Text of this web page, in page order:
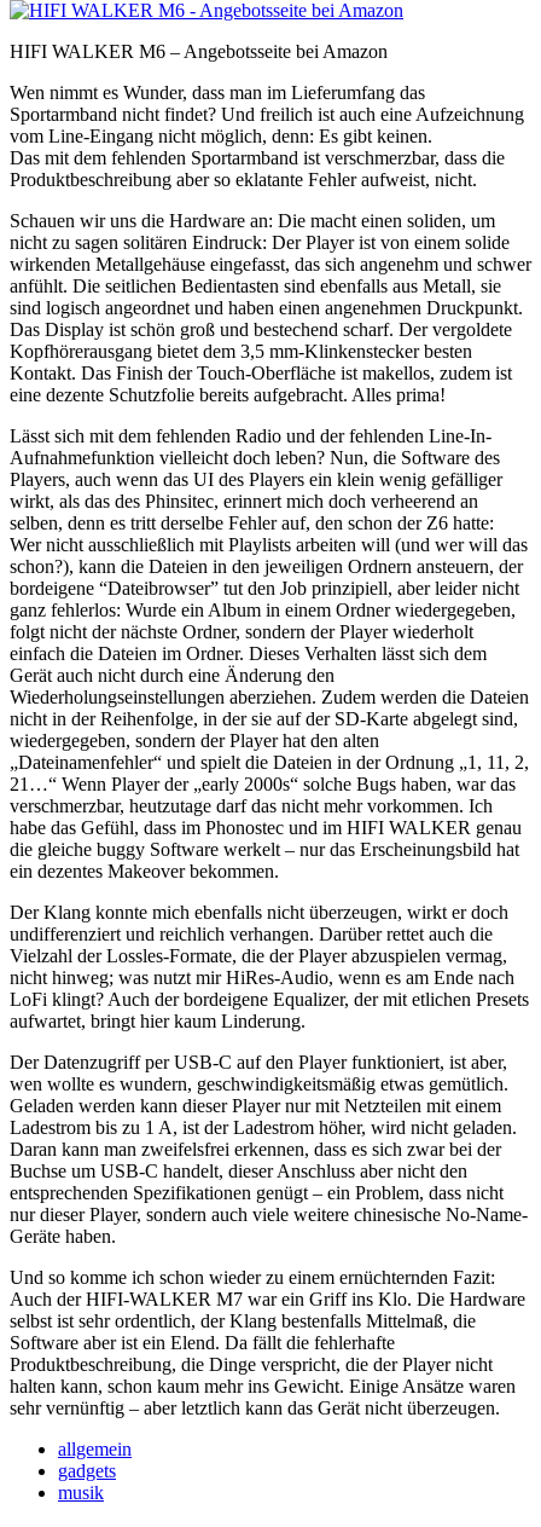
HIFI WALKER M6 – Angebotsseite bei Amazon
Wen nimmt es Wunder, dass man im Lieferumfang das
Sportarmband nicht findet? Und freilich ist auch eine Aufzeichnung
vom Line-Eingang nicht möglich, denn: Es gibt keinen.
Das mit dem fehlenden Sportarmband ist verschmerzbar, dass die
Produktbeschreibung aber so eklatante Fehler aufweist, nicht.
Schauen wir uns die Hardware an: Die macht einen soliden, um
nicht zu sagen solitären Eindruck: Der Player ist von einem solide
wirkenden Metallgehäuse eingefasst, das sich angenehm und schwer
anfühlt. Die seitlichen Bedientasten sind ebenfalls aus Metall, sie
sind logisch angeordnet und haben einen angenehmen Druckpunkt.
Das Display ist schön groß und bestechend scharf. Der vergoldete
Kopfhörerausgang bietet dem 3,5 mm-Klinkenstecker besten
Kontakt. Das Finish der Touch-Oberfläche ist makellos, zudem ist
eine dezente Schutzfolie bereits aufgebracht. Alles prima!
Lässt sich mit dem fehlenden Radio und der fehlenden Line-In-
Aufnahmefunktion vielleicht doch leben? Nun, die Software des
Players, auch wenn das UI des Players ein klein wenig gefälliger
wirkt, als das des Phinsitec, erinnert mich doch verheerend an
selben, denn es tritt derselbe Fehler auf, den schon der Z6 hatte:
Wer nicht ausschließlich mit Playlists arbeiten will (und wer will das
schon?), kann die Dateien in den jeweiligen Ordnern ansteuern, der
bordeigene “Dateibrowser” tut den Job prinzipiell, aber leider nicht
ganz fehlerlos: Wurde ein Album in einem Ordner wiedergegeben,
folgt nicht der nächste Ordner, sondern der Player wiederholt
einfach die Dateien im Ordner. Dieses Verhalten lässt sich dem
Gerät auch nicht durch eine Änderung den
Wiederholungseinstellungen aberziehen. Zudem werden die Dateien
nicht in der Reihenfolge, in der sie auf der SD-Karte abgelegt sind,
wiedergegeben, sondern der Player hat den alten
„Dateinamenfehler“ und spielt die Dateien in der Ordnung „1, 11, 2,
21…“ Wenn Player der „early 2000s“ solche Bugs haben, war das
verschmerzbar, heutzutage darf das nicht mehr vorkommen. Ich
habe das Gefühl, dass im Phonostec und im HIFI WALKER genau
die gleiche buggy Software werkelt – nur das Erscheinungsbild hat
ein dezentes Makeover bekommen.
Der Klang konnte mich ebenfalls nicht überzeugen, wirkt er doch
undifferenziert und reichlich verhangen. Darüber rettet auch die
Vielzahl der Lossles-Formate, die der Player abzuspielen vermag,
nicht hinweg; was nutzt mir HiRes-Audio, wenn es am Ende nach
LoFi klingt? Auch der bordeigene Equalizer, der mit etlichen Presets
aufwartet, bringt hier kaum Linderung.
Der Datenzugriff per USB-C auf den Player funktioniert, ist aber,
wen wollte es wundern, geschwindigkeitsmäßig etwas gemütlich.
Geladen werden kann dieser Player nur mit Netzteilen mit einem
Ladestrom bis zu 1 A, ist der Ladestrom höher, wird nicht geladen.
Daran kann man zweifelsfrei erkennen, dass es sich zwar bei der
Buchse um USB-C handelt, dieser Anschluss aber nicht den
entsprechenden Spezifikationen genügt – ein Problem, dass nicht
nur dieser Player, sondern auch viele weitere chinesische No-Name-
Geräte haben.
Und so komme ich schon wieder zu einem ernüchternden Fazit:
Auch der HIFI-WALKER M7 war ein Griff ins Klo. Die Hardware
selbst ist sehr ordentlich, der Klang bestenfalls Mittelmaß, die
Software aber ist ein Elend. Da fällt die fehlerhafte
Produktbeschreibung, die Dinge verspricht, die der Player nicht
halten kann, schon kaum mehr ins Gewicht. Einige Ansätze waren
sehr vernünftig – aber letztlich kann das Gerät nicht überzeugen.
allgemein
gadgets
musik